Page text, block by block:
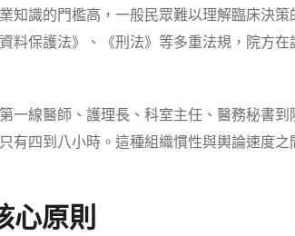
知識的門檻高，一般民眾難以理解臨床決
料保護法》、《刑法》等多重法規，院方
一線醫師、護理長、科室主任、醫務秘書
有四到八小時。這種組織慣性與輿論速度
心原則